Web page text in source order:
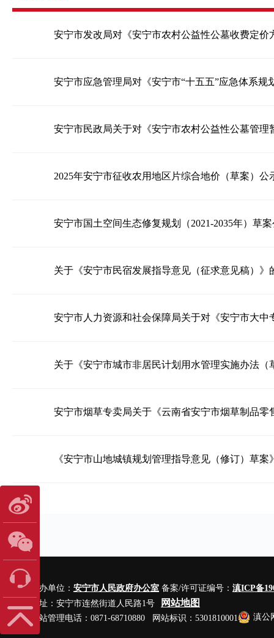
安宁市发改局对《安宁市农村公益性公墓收费定
2025-11-10安宁市应急管理局对《安宁市“十五五”应急体系
2025-10-25
2025-09-152025年安宁市征收农用地区片综合地价（草案）公
2025-07-07安宁市国土空间生态修复规划（2021-2035年）草
2025-04-11关于《安宁市民宿发展指导意见（征求意见稿）》
2024-11-26安宁市人力资源和社会保障局关于对《安宁市大
2024-10-31关于《安宁市城市非居民计划用水管理实施办法（
2024-08-28安宁市烟草专卖局关于《云南省安宁市烟草制品
《安宁市山地城镇规划管理指导意见（修订）草
2024-04-18
主办单位： 安宁市人民政府办公室 备案/许可证编号： 滇ICP备
地址：安宁市连然街道人民路1号
网站地图
网站管理电话：0871-68710880 网站标识：5301810001 滇公